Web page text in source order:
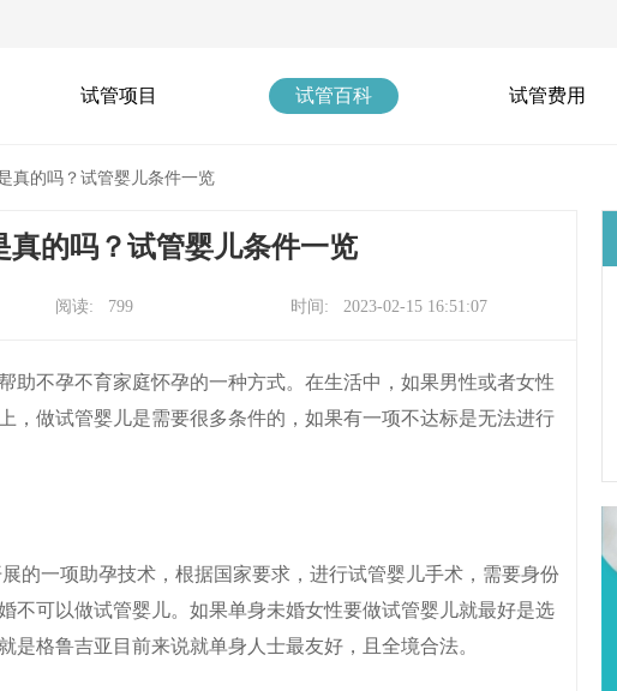
试管项目 试管百科 试管费用
真的吗？试管婴儿条件一览
真的吗？试管婴儿条件一览
阅读: 799 时间: 2023-02-15 16:51:07
助不孕不育家庭怀孕的一种方式。在生活中，如果男性或者女性
，做试管婴儿是需要很多条件的，如果有一项不达标是无法进行
的一项助孕技术，根据国家要求，进行试管婴儿手术，需要身份
不可以做试管婴儿。如果单身未婚女性要做试管婴儿就最好是选
格鲁吉亚目前来说就单身人士最友好，且全境合法。